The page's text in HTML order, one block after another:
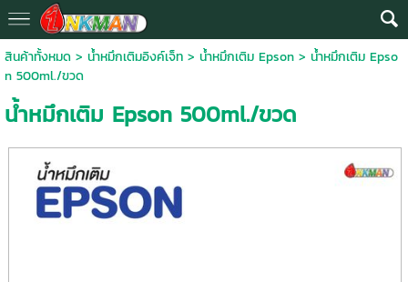
สินค้าทั้งหมด> น้ำหมึกเติมอิงค์เจ็ท> น้ำหมึกเติม Epson> น้ำหมึกเติม Epso
n 500ml./ขวด
น้ำหมึกเติม Epson 500ml./ขวด